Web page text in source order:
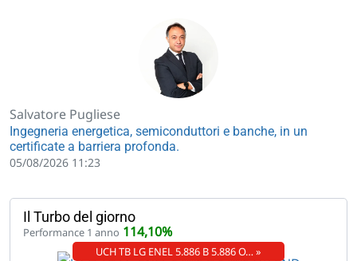
Salvatore Pugliese
Ingegneria energetica, semiconduttori e banche, in un
certificate a barriera profonda.
05/08/2026 11:23
Il Turbo del giorno
Performance 1 anno 114,10%
UCH TB LG ENEL 5.886 B 5.886 O… »